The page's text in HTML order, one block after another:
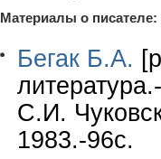
Материалы о писателе:
Бегак Б.А.
С.И.
1983.-96с.